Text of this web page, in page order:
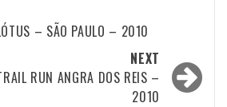
– SÃO PAULO – 2010
NEXT
RUN ANGRA DOS REIS –
2010